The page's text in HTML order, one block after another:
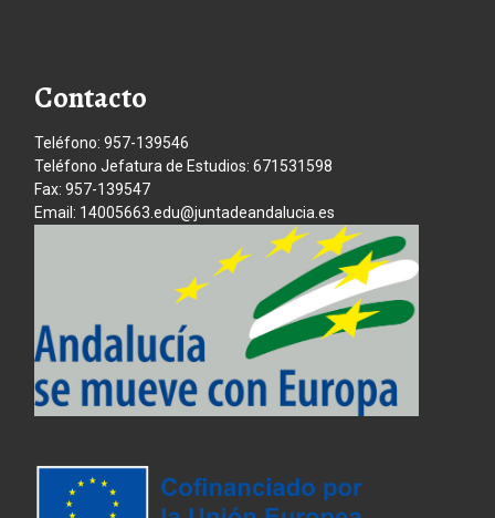
Contacto
Teléfono: 957-139546
Teléfono Jefatura de Estudios: 671531598
Fax: 957-139547
Email: 14005663.edu@juntadeandalucia.es